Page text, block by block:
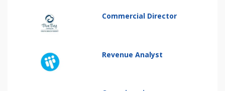
Commercial Director
Revenue Analyst